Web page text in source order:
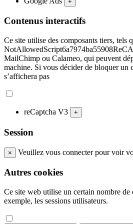
Contenus interactifs
Ce site utilise des composants tiers, tels
MailChimp ou Calameo, qui peuvent
machine. Si vous décider de bloquer un
s’affichera pas
reCaptcha V3 +
Session
× Veuillez vous connecter pour voir
Autres cookies
Ce site web utilise un certain nombre de
exemple, les sessions utilisateurs.